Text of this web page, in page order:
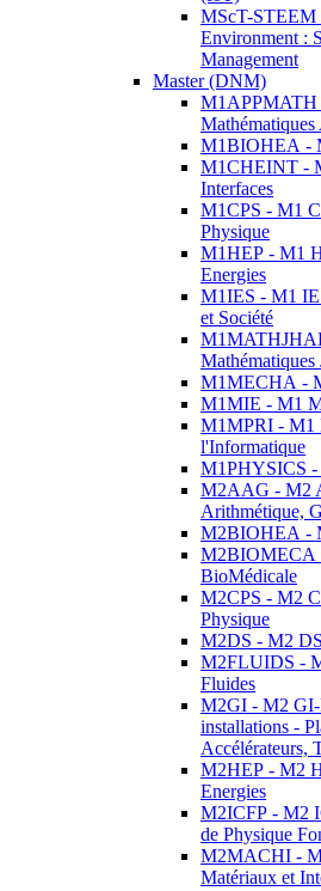
MScT-STEEM
Environment :
Management
Master (DNM)
M1APPMATH
Mathématiques
M1BIOHEA -
M1CHEINT -
Interfaces
M1CPS - M1
Physique
M1HEP - M1
Energies
M1IES - M1
et Société
Mathématiques
M1MECHA -
M1MIE - M1
M1MPRI - M1
l'Informatique
M1PHYSICS -
M2AAG - M2
Arithmétique,
M2BIOHEA -
M2BIOMECA
BioMédicale
M2CPS - M2
Physique
M2DS - M2
M2FLUIDS -
Fluides
M2GI - M2
installations -
Accélérateurs,
M2HEP - M2
Energies
M2ICFP - M2
de Physique
M2MACHI -
Matériaux et